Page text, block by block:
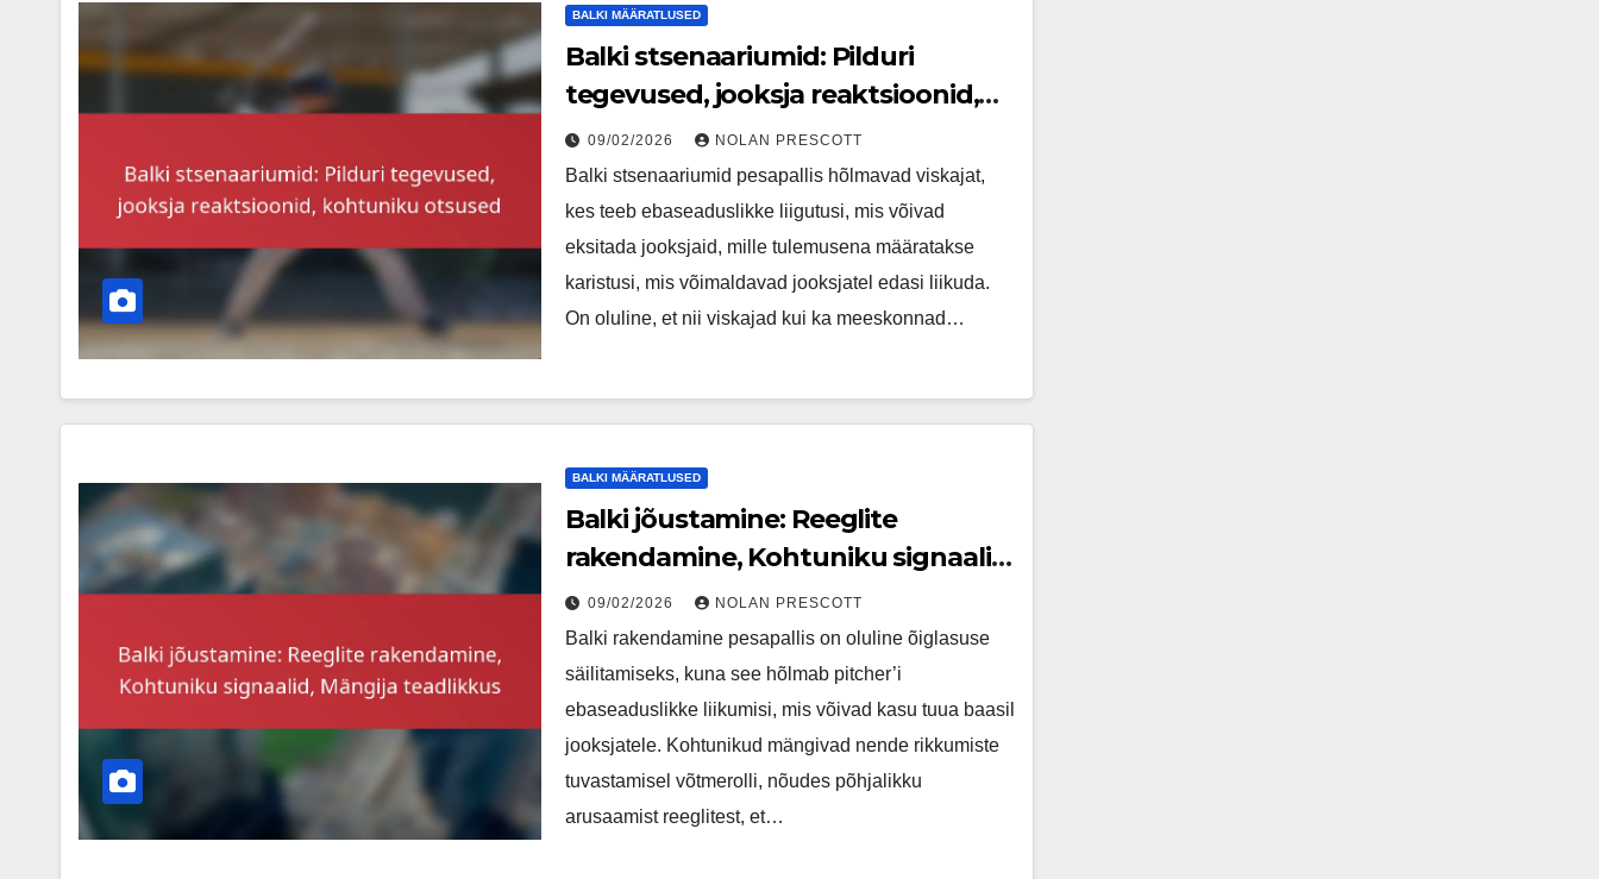
BALKI MÄÄRATLUSED
Balki stsenaariumid: Pilduri
tegevused, jooksja reaktsioonid,
kohtuniku otsused
09/02/2026 NOLAN PRESCOTT
Balki stsenaariumid pesapallis hõlmavad viskajat,
kes teeb ebaseaduslikke liigutusi, mis võivad
eksitada jooksjaid, mille tulemusena määratakse
karistusi, mis võimaldavad jooksjatel edasi liikuda.
On oluline, et nii viskajad kui ka meeskonnad…
BALKI MÄÄRATLUSED
Balki jõustamine: Reeglite
rakendamine, Kohtuniku signaalid,
Mängija teadlikkus
09/02/2026 NOLAN PRESCOTT
Balki rakendamine pesapallis on oluline õiglasuse
säilitamiseks, kuna see hõlmab pitcher’i
ebaseaduslikke liikumisi, mis võivad kasu tuua baasil
jooksjatele. Kohtunikud mängivad nende rikkumiste
tuvastamisel võtmerolli, nõudes põhjalikku
arusaamist reeglitest, et…